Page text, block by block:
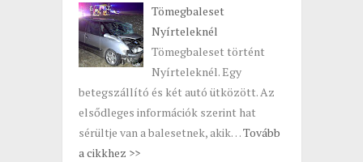
Tömegbaleset
Nyírteleknél
Tömegbaleset történt
Nyírteleknél. Egy
betegszállító és két autó ütközött. Az
elsődleges információk szerint hat
sérültje van a balesetnek, akik…Tovább
a cikkhez >>